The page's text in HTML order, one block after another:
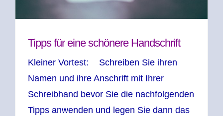
Tipps für eine schönere Handschrift
Kleiner Vortest: Schreiben Sie ihren
Namen und ihre Anschrift mit Ihrer
Schreibhand bevor Sie die nachfolgenden
Tipps anwenden und legen Sie dann das